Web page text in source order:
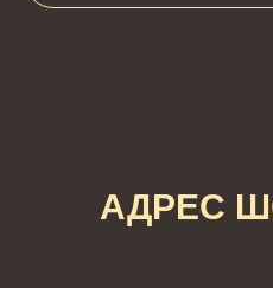
АДРЕС